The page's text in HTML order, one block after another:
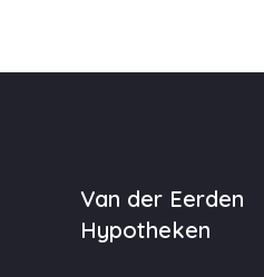
Van der Eerden
Hypotheken